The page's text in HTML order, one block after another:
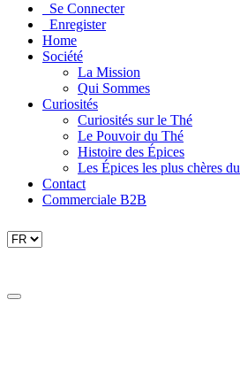
Se Connecter
Enregister
Home
Société
La Mission
Qui Sommes
Curiosités
Curiosités sur le Thé
Le Pouvoir du Thé
Histoire des Épices
Les Épices les plus chères
Contact
Commerciale B2B